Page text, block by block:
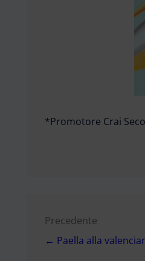
*Promotore Crai
Navigazione
articoli
Precedente
← Paella alla